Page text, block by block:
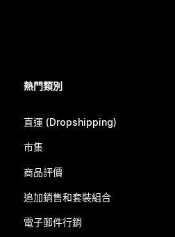
熱門類別
直運 (Dropshipping)
市集
商品評價
追加銷售和套裝組合
電子郵件行銷